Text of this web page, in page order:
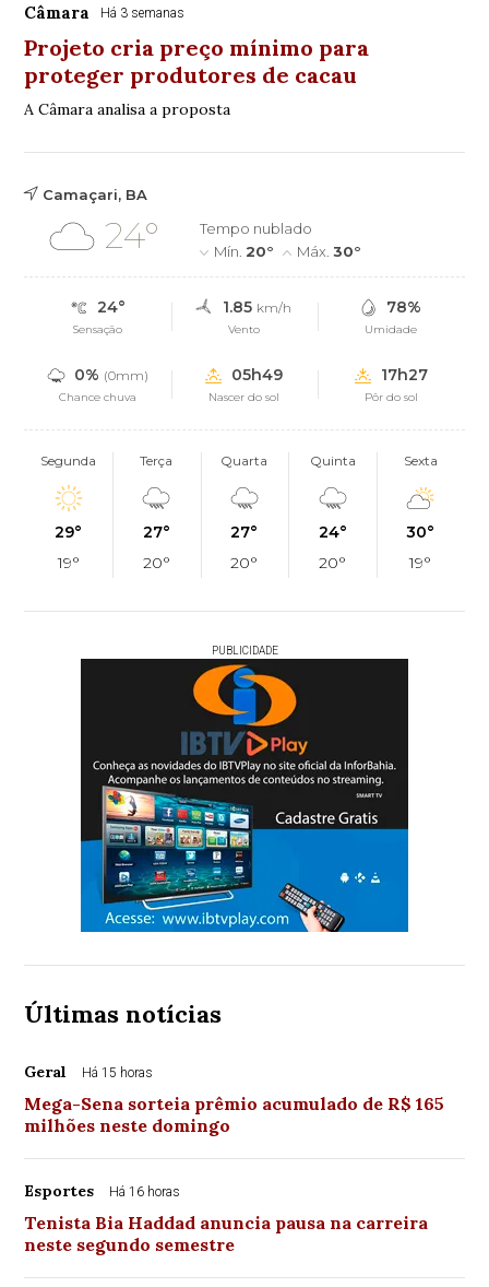
Câmara Há 3 semanas
Projeto cria preço mínimo para
proteger produtores de cacau
A Câmara analisa a proposta
Camaçari, BA
24°
Tempo nublado
Mín.20° Máx.30°
24°
Sensação
1.85 km/h
Vento
78%
Umidade
0% (0mm)
Chance chuva
05h49
Nascer do sol
17h27
Pôr do sol
Segunda
29°
19°
Terça
27°
20°
Quarta
27°
20°
Quinta
24°
20°
Sexta
30°
19°
PUBLICIDADE
Últimas notícias
Geral Há 15 horas
Mega-Sena sorteia prêmio acumulado de R$ 165
milhões neste domingo
Esportes Há 16 horas
Tenista Bia Haddad anuncia pausa na carreira
neste segundo semestre